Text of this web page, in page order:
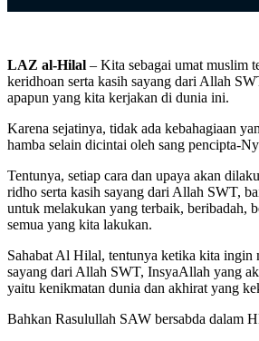
LAZ al-Hilal – Kita sebagai umat muslim
keridhoan serta kasih sayang dari Allah
apapun yang kita kerjakan di dunia ini.
Karena sejatinya, tidak ada kebahagiaan
hamba selain dicintai oleh sang pencipta-
Tentunya, setiap cara dan upaya akan
ridho serta kasih sayang dari Allah SWT,
untuk melakukan yang terbaik, beribadah,
semua yang kita lakukan.
Sahabat Al Hilal, tentunya ketika kita ingin
sayang dari Allah SWT, InsyaAllah yang
yaitu kenikmatan dunia dan akhirat yang
Bahkan Rasulullah SAW bersabda dalam